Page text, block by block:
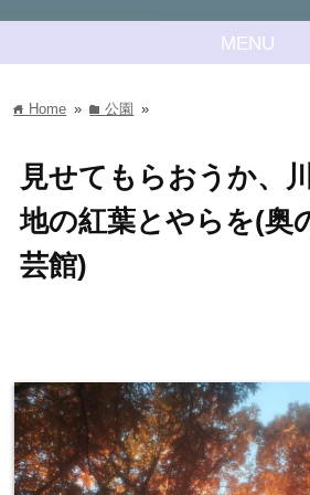
MENU
home Home » folder公園 »
見せてもらおうか、
地の紅葉とやらを(奥
芸館)